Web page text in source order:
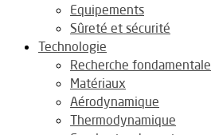
Equipements
Sûreté et sécurité
Technologie
Recherche fondamentale
Matériaux
Aérodynamique
Thermodynamique